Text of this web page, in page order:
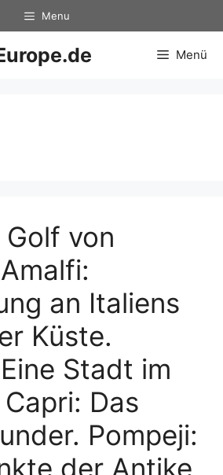
Menu
Menü
Golf von
an Italiens
Küste.
Stadt im
Das
Pompeji:
der Antike